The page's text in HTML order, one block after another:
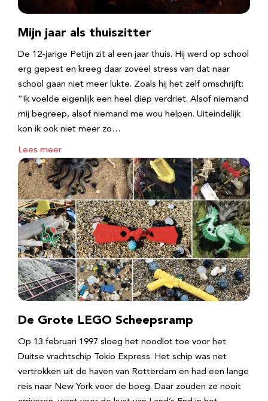
Mijn jaar als thuiszitter
De 12-jarige Petijn zit al een jaar thuis. Hij werd op school
erg gepest en kreeg daar zoveel stress van dat naar
school gaan niet meer lukte. Zoals hij het zelf omschrijft:
“Ik voelde eigenlijk een heel diep verdriet. Alsof niemand
mij begreep, alsof niemand me wou helpen. Uiteindelijk
kon ik ook niet meer zo…
Lees meer
De Grote LEGO Scheepsramp
Op 13 februari 1997 sloeg het noodlot toe voor het
Duitse vrachtschip Tokio Express. Het schip was net
vertrokken uit de haven van Rotterdam en had een lange
reis naar New York voor de boeg. Daar zouden ze nooit